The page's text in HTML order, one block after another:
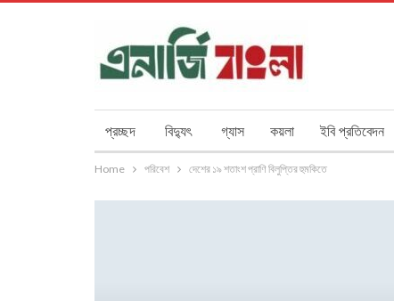
প্রচ্ছদ বিদ্যুৎ গ্যাস কয়লা ইবি প্রতিবেদন
Home পরিবেশ দেশের ১৯ শতাংশ প্রাণি বিলুপ্তির হুমকিতে